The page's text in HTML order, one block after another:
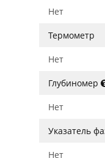
Нет
Термометр
Нет
Глубиномер
Нет
Указатель
Нет